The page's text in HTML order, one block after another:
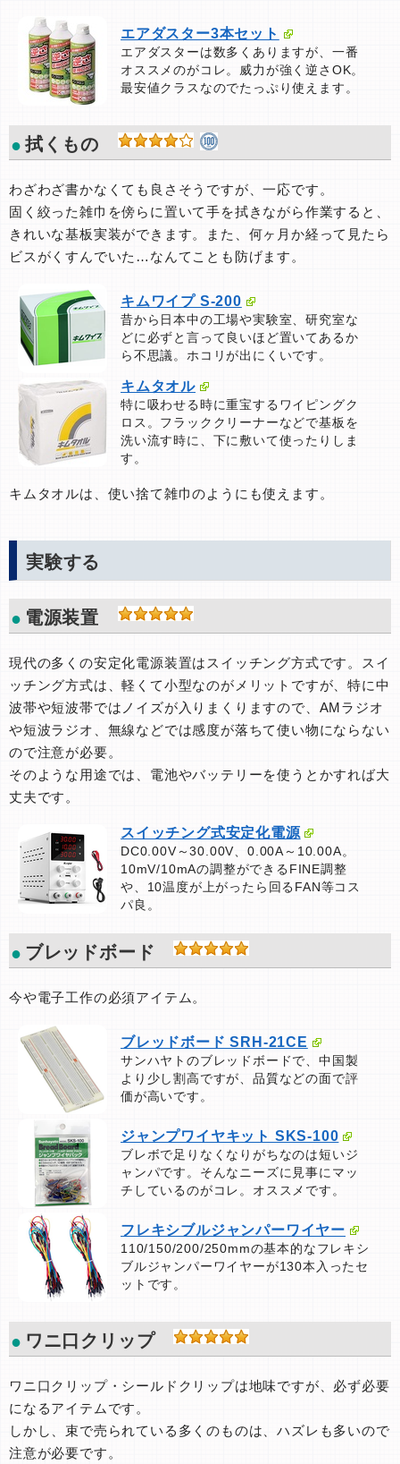
エアダスター3本セット
エアダスターは数多くありますが、一番
オススメのがコレ。威力が強く逆さOK。
最安値クラスなのでたっぷり使えます。
拭くもの
わざわざ書かなくても良さそうですが、一応です。
固く絞った雑巾を傍らに置いて手を拭きながら作業すると、
きれいな基板実装ができます。また、何ヶ月か経って見たら
ビスがくすんでいた…なんてことも防げます。
キムワイプ S-200
昔から日本中の工場や実験室、研究室な
どに必ずと言って良いほど置いてあるか
ら不思議。ホコリが出にくいです。
キムタオル
特に吸わせる時に重宝するワイピングク
ロス。フラッククリーナーなどで基板を
洗い流す時に、下に敷いて使ったりしま
す。
キムタオルは、使い捨て雑巾のようにも使えます。
実験する
電源装置
現代の多くの安定化電源装置はスイッチング方式です。スイ
ッチング方式は、軽くて小型なのがメリットですが、特に中
波帯や短波帯ではノイズが入りまくりますので、AMラジオ
や短波ラジオ、無線などでは感度が落ちて使い物にならない
ので注意が必要。
そのような用途では、電池やバッテリーを使うとかすれば大
丈夫です。
スイッチング式安定化電源
DC0.00V～30.00V、0.00A～10.00A。
10mV/10mAの調整ができるFINE調整
や、10温度が上がったら回るFAN等コス
パ良。
ブレッドボード
今や電子工作の必須アイテム。
ブレッドボード SRH-21CE
サンハヤトのブレッドボードで、中国製
より少し割高ですが、品質などの面で評
価が高いです。
ジャンプワイヤキット SKS-100
ブレボで足りなくなりがちなのは短いジ
ャンパです。そんなニーズに見事にマッ
チしているのがコレ。オススメです。
フレキシブルジャンパーワイヤー
110/150/200/250mmの基本的なフレキシ
ブルジャンパーワイヤーが130本入ったセ
ットです。
ワニ口クリップ
ワニ口クリップ・シールドクリップは地味ですが、必ず必要
になるアイテムです。
しかし、束で売られている多くのものは、ハズレも多いので
注意が必要です。